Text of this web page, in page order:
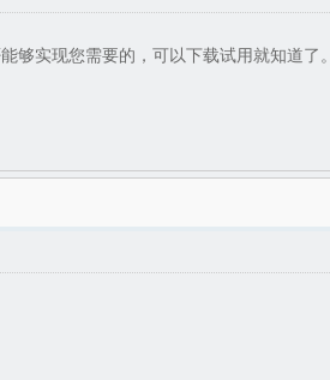
够实现您需要的，可以下载试用就知道了。